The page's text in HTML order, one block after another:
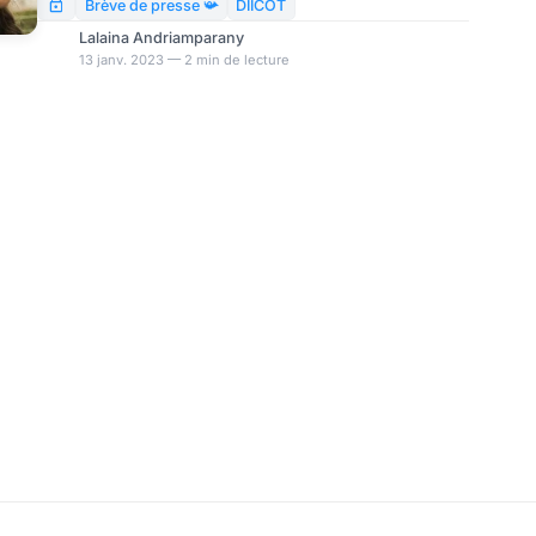
Brève de presse 📯
DIICOT
Lalaina Andriamparany
13 janv. 2023 — 2 min de lecture